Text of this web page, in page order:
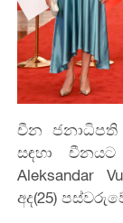
චීන ජනාධිපති
සඳහා
Aleksandar
අද(25)